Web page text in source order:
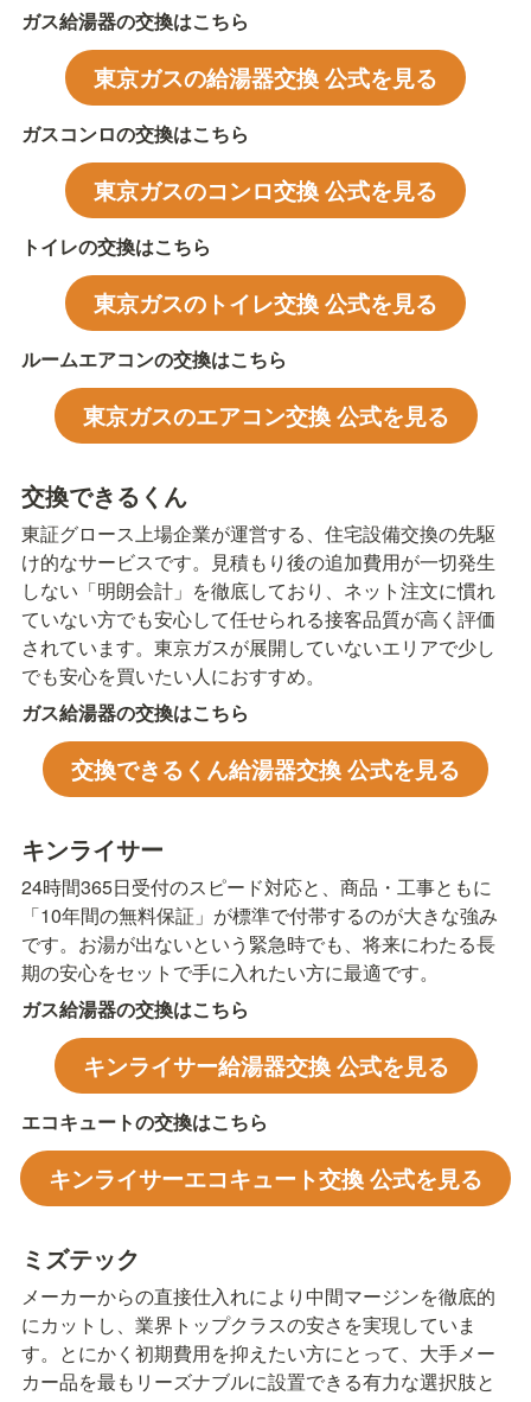
ガス給湯器の交換はこちら
東京ガスの給湯器交換 公式を見る
ガスコンロの交換はこちら
東京ガスのコンロ交換 公式を見る
トイレの交換はこちら
東京ガスのトイレ交換 公式を見る
ルームエアコンの交換はこちら
東京ガスのエアコン交換 公式を見る
交換できるくん
東証グロース上場企業が運営する、住宅設備交換の先駆
け的なサービスです。見積もり後の追加費用が一切発生
しない「明朗会計」を徹底しており、ネット注文に慣れ
ていない方でも安心して任せられる接客品質が高く評価
されています。東京ガスが展開していないエリアで少し
でも安心を買いたい人におすすめ。
ガス給湯器の交換はこちら
交換できるくん給湯器交換 公式を見る
キンライサー
24時間365日受付のスピード対応と、商品・工事ともに
「10年間の無料保証」が標準で付帯するのが大きな強み
です。お湯が出ないという緊急時でも、将来にわたる長
期の安心をセットで手に入れたい方に最適です。
ガス給湯器の交換はこちら
キンライサー給湯器交換 公式を見る
エコキュートの交換はこちら
キンライサーエコキュート交換 公式を見る
ミズテック
メーカーからの直接仕入れにより中間マージンを徹底的
にカットし、業界トップクラスの安さを実現していま
す。とにかく初期費用を抑えたい方にとって、大手メー
カー品を最もリーズナブルに設置できる有力な選択肢と